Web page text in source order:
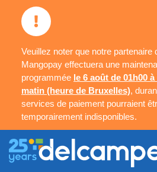
Veuillez noter que notre partenaire
Mangopay effectuera une
programmée le 6 août de 01h00 à
matin (heure de Bruxelles),
services de paiement pourraient
temporairement indisponibles.